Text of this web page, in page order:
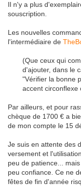
Il n'y a plus
souscription.
Les nouvelles
l'intermédiaire de
(Que ceux qui
d'ajouter, dans le
"Vérifier la bonne
accent circonflexe
Par ailleurs, et pour
chèque de 1700 € a
de mon compte le 15
Je suis en attente des
versement et
peu de patience...
peu confiance. Ce ne
fêtes de fin d'année